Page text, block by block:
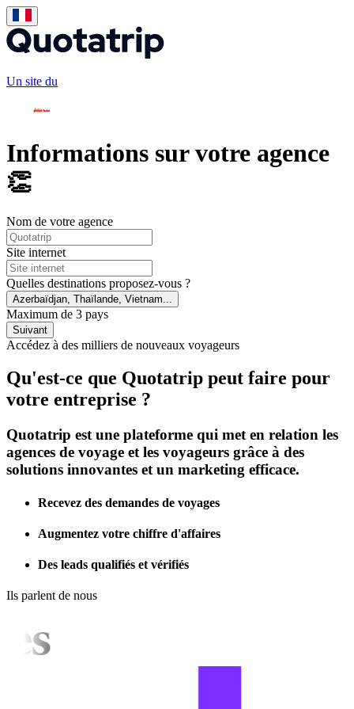
Un site du
Informations sur votre agence
👏
Nom de votre agence
Site internet
Quelles destinations proposez-vous ?
Azerbaïdjan, Thaïlande, Vietnam...
Maximum de 3 pays
Suivant
Accédez à des milliers de nouveaux voyageurs
Qu'est-ce que Quotatrip peut faire pour
votre entreprise ?
Quotatrip est une plateforme qui met en relation les
agences de voyage et les voyageurs grâce à des
solutions innovantes et un marketing efficace.
Recevez des demandes de voyages
Augmentez votre chiffre d'affaires
Des leads qualifiés et vérifiés
Ils parlent de nous